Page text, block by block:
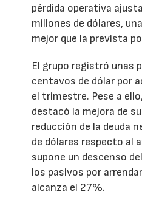
pérdida operativa
millones de dólares,
mejor que la prevista
El grupo registró unas
centavos de dólar por
el trimestre. Pese a
destacó la mejora de
reducción de la deuda
de dólares respecto al
supone un descenso
los pasivos por
alcanza el 27%.